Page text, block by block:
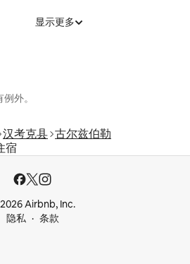
显示更多
外。
汉考克县 古尔兹伯勒
宿
Airbnb, Inc.
隐私
条款